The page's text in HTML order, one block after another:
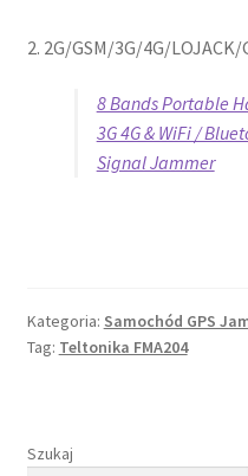
2. 2G/GSM/3G/4G/
8 Bands Portable
3G 4G & WiFi /
Signal Jammer
Kategoria: Samochód GPS
Tag: Teltonika FMA204
Szukaj